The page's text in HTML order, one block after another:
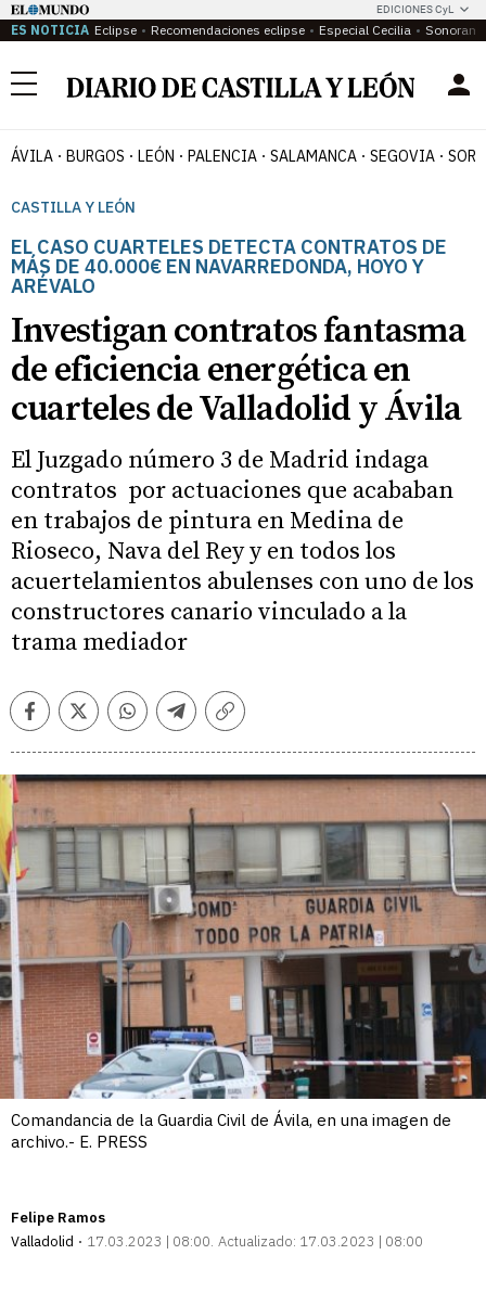
EDICIONES CyL
ES NOTICIA Eclipse Recomendaciones eclipse Especial Cecilia
Menú
ÁVILA BURGOS LEÓN PALENCIA SALAMANCA SEGOVIA
CASTILLA Y LEÓN
EL CASO CUARTELES DETECTA CONTRATOS DE
MÁS DE 40.000€ EN NAVARREDONDA, HOYO Y
ARÉVALO
Investigan contratos fantasma
de eficiencia energética en
cuarteles de Valladolid y Ávila
El Juzgado número 3 de Madrid indaga
contratos por actuaciones que acababan
en trabajos de pintura en Medina de
Rioseco, Nava del Rey y en todos los
acuertelamientos abulenses con uno de los
constructores canario vinculado a la
trama mediador
FacebookTwitterWhatsappTelegramCopiar
Comandancia de la Guardia Civil de Ávila, en una imagen de
archivo.- E. PRESS
Felipe Ramos
Valladolid
17.03.2023 | 08:00 Actualizado: 17.03.2023 | 08:00